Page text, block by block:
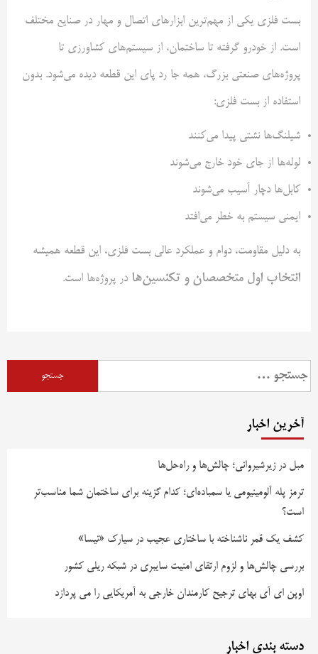
بست فلزی یکی از مهم‌ترین ابزارهای اتصال و مهار در صنایع مختلف
است. از خودرو گرفته تا ساختمان، از سیستم‌های کشاورزی تا
پروژه‌های صنعتی بزرگ، همه جا رد پای این قطعه دیده می‌شود. بدون
استفاده از بست فلزی:
شیلنگ‌ها نشتی پیدا می‌کنند
لوله‌ها از جای خود خارج می‌شوند
کابل‌ها دچار آسیب می‌شوند
ایمنی سیستم به خطر می‌افتد
به دلیل مقاومت، دوام و عملکرد عالی بست فلزی، این قطعه همیشه
انتخاب اول متخصصان و تکنسین‌ها در پروژه‌ها است.
جستجو
برای:
آخرین اخبار
مبل در زیرشیروانی؛ چالش‌ها و راه‌حل‌ها
ترمز پله آلومینیومی یا سمباده‌ای؛ کدام گزینه برای ساختمان شما مناسب‌تر
است؟
کشف یک قمر ناشناخته با ساختاری عجیب در سیارک «نیسا»
بررسی چالش‌ها و لزوم ارتقای امنیت سایبری در شبکه ریلی کشور
اوپن ای آی بهای ترجیح کارمندان خارجی به آمریکایی را می پردازد
دسته بندی اخبار